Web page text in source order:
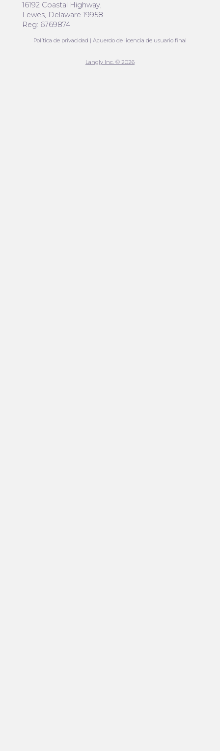
16192 Coastal Highway,
Lewes, Delaware 19958
Reg: 6769874
Política de privacidad | Acuerdo de licencia de usuario final
Langly Inc. © 2026